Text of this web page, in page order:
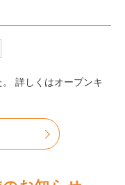
詳しくはオープンキ